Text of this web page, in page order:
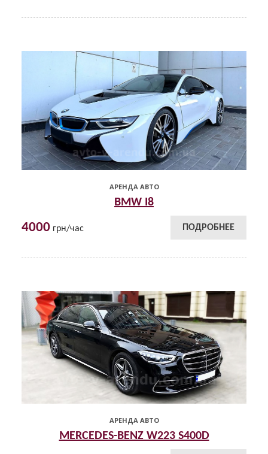
АРЕНДА АВТО
BMW I8
4000 грн/час ПОДРОБНЕЕ
АРЕНДА АВТО
MERCEDES-BENZ W223 S400D